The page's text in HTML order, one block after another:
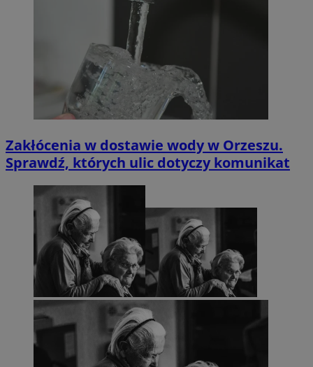
Zakłócenia w dostawie wody w Orzeszu.
Sprawdź, których ulic dotyczy komunikat